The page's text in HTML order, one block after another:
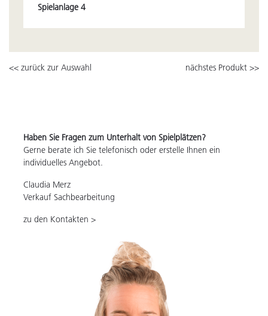
Spielanlage 4
<< zurück zur Auswahl nächstes Produkt >>
Haben Sie Fragen zum Unterhalt von Spielplätzen?
Gerne berate ich Sie telefonisch oder erstelle Ihnen ein
individuelles Angebot.
Claudia Merz
Verkauf Sachbearbeitung
zu den Kontakten >